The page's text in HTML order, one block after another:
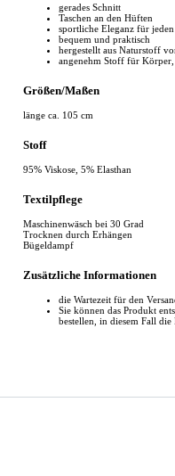
gerades Schnitt
Taschen an den Hüften
sportliche Eleganz für jeden
bequem und praktisch
hergestellt aus Naturstoff
angenehm Stoff für
Größen/Maßen
länge ca. 105 cm
Stoff
95% Viskose, 5% Elasthan
Textilpflege
Maschinenwäsch bei 30 Grad
Trocknen durch Erhängen
Bügeldampf
Zusätzliche Informationen
die Wartezeit für den
Sie können das Produkt
bestellen, in diesem Fall